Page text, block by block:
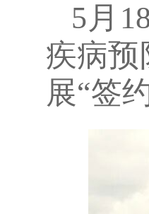
5月
疾病
展“签